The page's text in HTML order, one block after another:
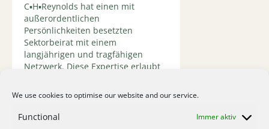
We use cookies to optimise our website and our service.
Functional Immer aktiv
C▪H▪Reynolds hat einen mit
außerordentlichen
Persönlichkeiten besetzten
Sektorbeirat mit einem
langjährigen und tragfähigen
Netzwerk. Diese Expertise erlaubt
nicht nur prozessual, sondern auch
strategisch zu diskutieren.